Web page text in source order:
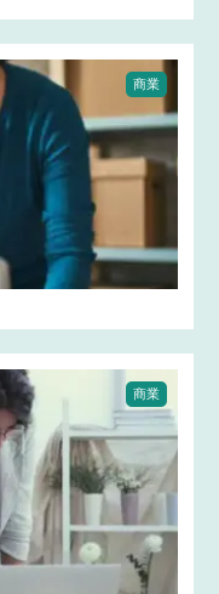
商業
商業